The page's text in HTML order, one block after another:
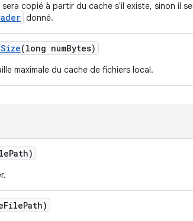
sera copié à partir du cache s'il existe, sinon il
donné.
Size(long numBytes)
maximale du cache de fichiers local.
Path)
FilePath)